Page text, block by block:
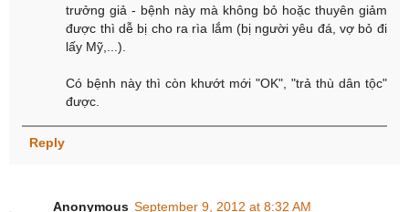
trưởng giả - bệnh này mà không bỏ hoặc thuyên giảm
được thì dễ bị cho ra rìa lắm (bị người yêu đá, vợ bỏ đi
lấy Mỹ,...).
Có bệnh này thì còn khướt mới "OK", "trả thù dân tộc"
được.
Reply
Anonymous September 9, 2012 at 8:32 AM